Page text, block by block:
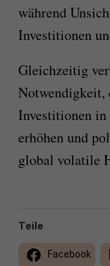
während
Investitionen
Gleichzeitig
Notwendigkeit,
Investitionen
erhöhen und
global volatile
Teile
Facebook